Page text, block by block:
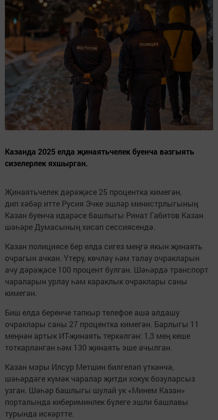
Казанда 2025 елда җинаятьчелек буенча вәзгыять
сизелерлек яхшырган.
Җинаятьчелек дәрәҗәсе 25 процентка кимегән,
дип хәбәр итте Русия Эчке эшләр министрлыгының
Казан буенча идарәсе башлыгы Ринат Габитов Казан
шәһәре Думасының хисап сессиясендә.
Казан полициясе бер елда сигез меңгә якын җинаять
очрагын ачкан. Үтерү, көчләү һәм талау очракларын
ачу дәрәҗәсе 100 процент булган. Шәһәрдә транспорт
чараларын урлау һәм караклык очраклары саны
кимегән.
Биш елда беренче тапкыр телефое аша алдашу
очраклары саны 27 процентка кимегән. Барлыгы 11
меңнән артык ИТ-җинаять теркәлгән: 1,3 мең кеше
тоткарланган һәм 130 җинаять эше ачылган.
Казан мэры Илсур Метшин билгеләп үткәнчә,
шәһәрдәге күмәк чаралар җитди хокук бозуларсыз
узган. Шәһәр башлыгы шулай ук «Минем Казан»
порталында кибериминлек бүлеге эшли башлавы
турында искәртте.